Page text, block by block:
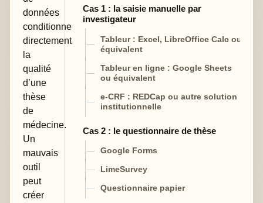
données
conditionne
directement
la
qualité
d’une
thèse
de
médecine.
Un
mauvais
outil
peut
créer
Cas 1 : la saisie manuelle par
investigateur
Tableur : Excel, LibreOffice Calc ou
équivalent
Tableur en ligne : Google Sheets
ou équivalent
e-CRF : REDCap ou autre solution
institutionnelle
Cas 2 : le questionnaire de thèse
Google Forms
LimeSurvey
Questionnaire papier